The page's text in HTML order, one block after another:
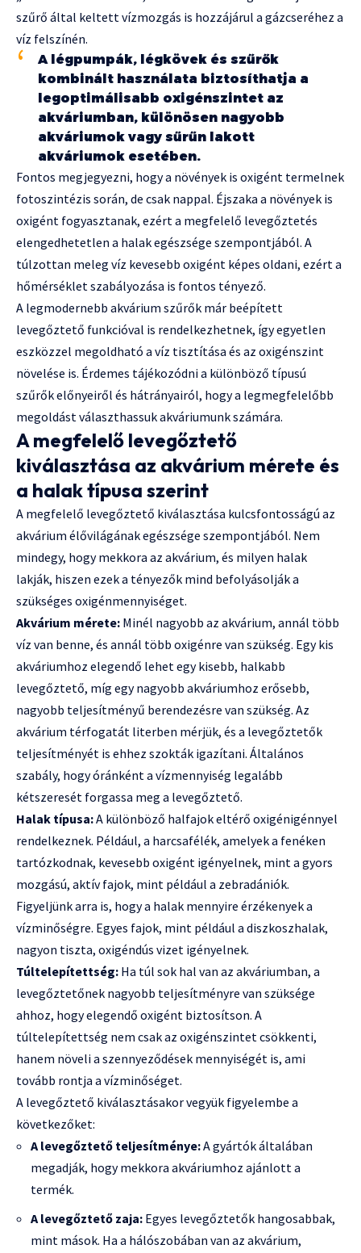
szűrő által keltett vízmozgás is hozzájárul a gázcseréhez a
víz felszínén.
A légpumpák, légkövek és szűrők
kombinált használata biztosíthatja a
legoptimálisabb oxigénszintet az
akváriumban, különösen nagyobb
akváriumok vagy sűrűn lakott
akváriumok esetében.
Fontos megjegyezni, hogy a növények is oxigént termelnek
fotoszintézis során, de csak nappal. Éjszaka a növények is
oxigént fogyasztanak, ezért a megfelelő levegőztetés
elengedhetetlen a halak egészsége szempontjából. A
túlzottan meleg víz kevesebb oxigént képes oldani, ezért a
hőmérséklet szabályozása is fontos tényező.
A legmodernebb akvárium szűrők már beépített
levegőztető funkcióval is rendelkezhetnek, így egyetlen
eszközzel megoldható a víz tisztítása és az oxigénszint
növelése is. Érdemes tájékozódni a különböző típusú
szűrők előnyeiről és hátrányairól, hogy a legmegfelelőbb
megoldást választhassuk akváriumunk számára.
A megfelelő levegőztető
kiválasztása az akvárium mérete és
a halak típusa szerint
A megfelelő levegőztető kiválasztása kulcsfontosságú az
akvárium élővilágának egészsége szempontjából. Nem
mindegy, hogy mekkora az akvárium, és milyen halak
lakják, hiszen ezek a tényezők mind befolyásolják a
szükséges oxigénmennyiséget.
Akvárium mérete: Minél nagyobb az akvárium, annál több
víz van benne, és annál több oxigénre van szükség. Egy kis
akváriumhoz elegendő lehet egy kisebb, halkabb
levegőztető, míg egy nagyobb akváriumhoz erősebb,
nagyobb teljesítményű berendezésre van szükség. Az
akvárium térfogatát literben mérjük, és a levegőztetők
teljesítményét is ehhez szokták igazítani. Általános
szabály, hogy óránként a vízmennyiség legalább
kétszeresét forgassa meg a levegőztető.
Halak típusa:A különböző halfajok eltérő oxigénigénnyel
rendelkeznek. Például, a harcsafélék, amelyek a fenéken
tartózkodnak, kevesebb oxigént igényelnek, mint a gyors
mozgású, aktív fajok, mint például a zebradániók.
Figyeljünk arra is, hogy a halak mennyire érzékenyek a
vízminőségre. Egyes fajok, mint például a diszkoszhalak,
nagyon tiszta, oxigéndús vizet igényelnek.
Túltelepítettség: Ha túl sok hal van az akváriumban, a
levegőztetőnek nagyobb teljesítményre van szüksége
ahhoz, hogy elegendő oxigént biztosítson. A
túltelepítettség nem csak az oxigénszintet csökkenti,
hanem növeli a szennyeződések mennyiségét is, ami
tovább rontja a vízminőséget.
A levegőztető kiválasztásakor vegyük figyelembe a
következőket:
A levegőztető teljesítménye:A gyártók általában
megadják, hogy mekkora akváriumhoz ajánlott a
termék.
A levegőztető zaja: Egyes levegőztetők hangosabbak,
mint mások. Ha a hálószobában van az akvárium,